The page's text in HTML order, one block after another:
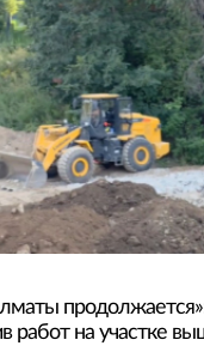
работ на участке